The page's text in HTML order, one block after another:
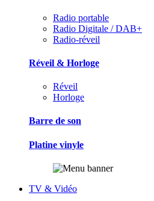
Radio portable
Radio Digitale / DAB+
Radio-réveil
Réveil & Horloge
Réveil
Horloge
Barre de son
Platine vinyle
TV & Vidéo